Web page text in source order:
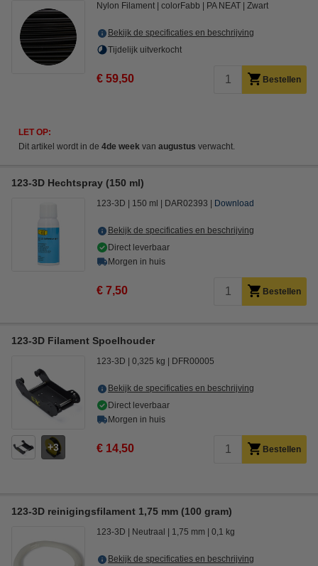
Nylon Filament colorFabb PA NEAT Zwart
Bekijk de specificaties en beschrijving
Tijdelijk uitverkocht
€ 59,50 Bestellen
LET OP:
Dit artikel wordt in de 4de week van augustus verwacht.
123-3D Hechtspray (150 ml)
123-3D 150 ml DAR02393 Download
Bekijk de specificaties en beschrijving
Direct leverbaar
Morgen in huis
€ 7,50 Bestellen
123-3D Filament Spoelhouder
3
123-3D 0,325 kg DFR00005
Bekijk de specificaties en beschrijving
Direct leverbaar
Morgen in huis
€ 14,50 Bestellen
123-3D reinigingsfilament 1,75 mm (100 gram)
123-3D Neutraal 1,75 mm 0,1 kg
Bekijk de specificaties en beschrijving